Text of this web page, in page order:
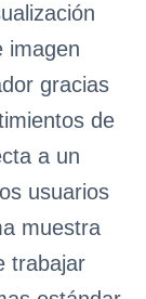
imagen
gracias
de
a un
usuarios
muestra
trabajar